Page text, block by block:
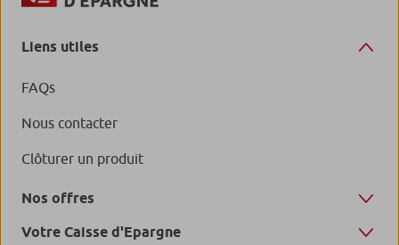
Liens utiles
FAQs
Nous contacter
Clôturer un produit
Nos offres
Votre Caisse d'Epargne